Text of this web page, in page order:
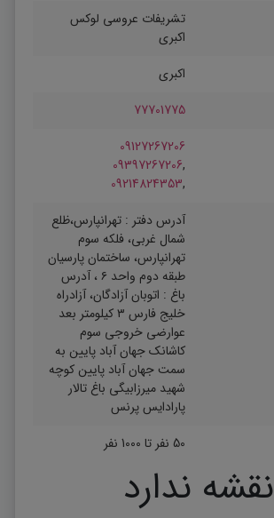
تشریفات عروسی لوکس
اکبری
اکبری
77701775
09127267206
,
09397267206
,
09214824353
آدرس دفتر : تهرانپارس،ظلع
شمال غربی، فلکه سوم
تهرانپارس، ساختمان پارسیان
طبقه دوم واحد ۶ ، آدرس
باغ : اتوبان آزادگان، آزادراه
خلیج فارس ۳ کیلومتر بعد
عوارضی خروجی سوم
کاشانک جهان آباد پایین به
سمت جهان آباد پایین کوچه
شهید میرزابیگی باغ تالار
پارادایس پرنس
50 نفر تا 1000 نفر
نقشه ندارد